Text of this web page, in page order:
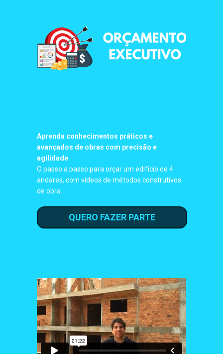
Aprenda conhecimentos práticos e
avançados de obras com precisão e
agilidade
O passo a passo para orçar um edifício de 4
andares, com vídeos de métodos construtivos
de obra.
QUERO FAZER PARTE